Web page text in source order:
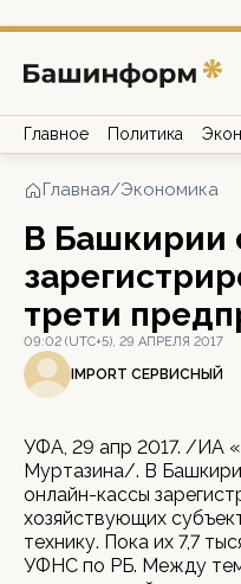
Главное Политика
Главная/Экономика
В Башкирии
трети
09:02 (UTC+5), 29 АПРЕЛЯ 2017
IMPORT СЕРВИСНЫЙ
УФА, 29 апр 2017. /ИА
Муртазина/. В
онлайн-кассы
хозяйствующих
технику. Пока их 7,7
УФНС по РБ. Между